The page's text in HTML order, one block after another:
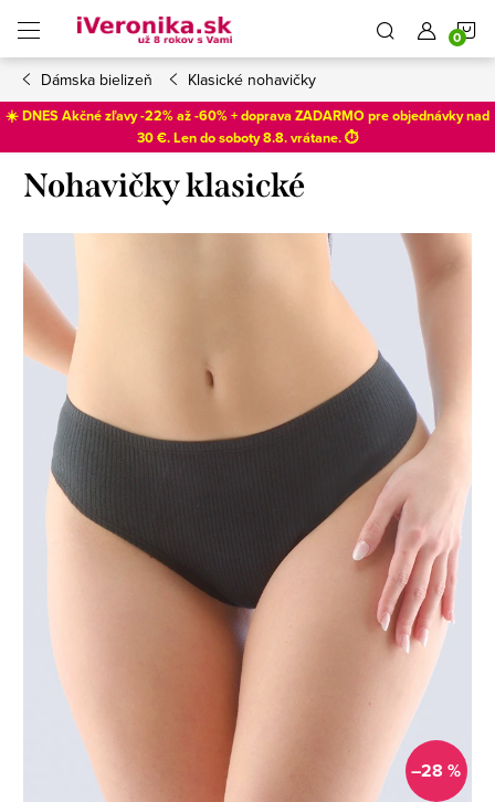
obsah
Dámska bielizeň Klasické nohavičky
☀️ DNES Akčné zľavy -22% až -60% + doprava ZADARMO pre objednávky nad
30 €. Len dosoboty 8.8. vrátane. ⏱️
Nohavičky klasické
–28 %